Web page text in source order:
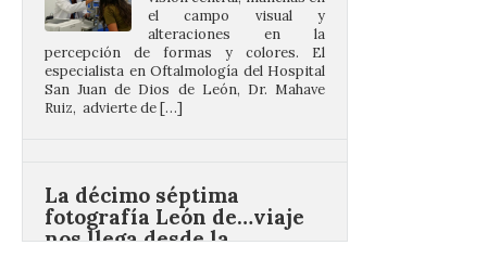
percepción de formas y colores. El
especialista en Oftalmología del Hospital
San Juan de Dios de León, Dr. Mahave
Ruiz, advierte de […]
nos llega desde la
carretera CL 626 con
motivo de la marcha en